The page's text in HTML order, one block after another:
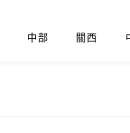
中部 關西